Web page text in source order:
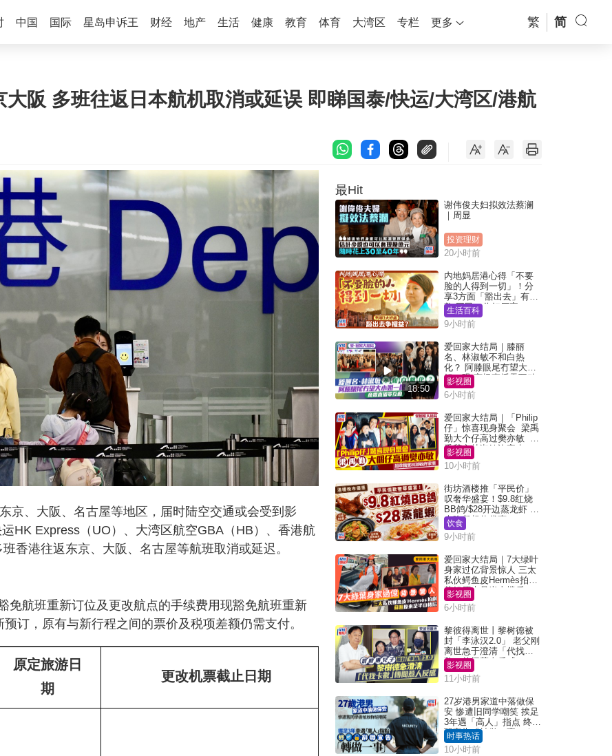
中国 国际 星岛申诉王 财经 地产 生活 健康 教育 体育 大湾区 专栏 更多 繁 简
阪 多班往返日本航机取消或延误 即睇国泰/快运/大湾区/港航
京、大阪、名古屋等地区，届时陆空交通或会受到影
HK Express（UO）、大湾区航空GBA（HB）、香港航
香港往返东京、大阪、名古屋等航班取消或延迟。
免航班重新订位及更改航点的手续费用现豁免航班重新
订，原有与新行程之间的票价及税项差额仍需支付。
原定旅游日
期
更改机票截止日期
旅程完成日
最Hit
谢伟俊夫妇拟效法蔡澜
｜周显
投资理财
20小时前
内地妈居港心得「不要
脸的人得到一切」！分
享3方面「豁出去」有著
数 网民：你好厉害
生活百科
9小时前
18:50
爱回家大结局｜滕丽
名、林淑敏不和白热
化？ 阿滕眼尾冇望大小
姐一眼 商场直播零互动
影视圈
6小时前
爱回家大结局｜「Philip
仔」惊喜现身聚会 梁禹
勤大个仔高过樊亦敏 超
乖黐实林淑敏许家杰
影视圈
10小时前
街坊酒楼推「平民价」
叹奢华盛宴！$9.8红烧
BB鸽/$28开边蒸龙虾 3
大晚餐超值优惠
饮食
9小时前
爱回家大结局｜7大绿叶
身家过亿背景惊人 三太
私伙鳄鱼皮Hermès拍剧
苏姐原来是半山楼后
影视圈
6小时前
黎彼得离世丨黎树德被
封「李泳汉2.0」 老父刚
离世急于澄清「代找卡
数」传闻惹人反感
影视圈
11小时前
27岁港男家道中落做保
安 惨遭旧同学嘲笑 挨足
3年遇「高人」指点 终辞
职宣告「转做一事」｜
Juicy叮
时事热话
10小时前